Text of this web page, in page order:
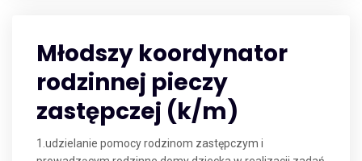
Młodszy koordynator
rodzinnej pieczy
zastępczej (k/m)
1.udzielanie pomocy rodzinom zastępczym i